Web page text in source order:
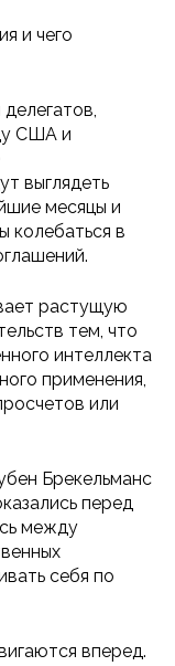
и чего
США и
выглядеть
месяцы и
колебаться в
растущую
тем, что
интеллекта
применения,
или
Брекельманс
перед
между
себя по
вперед.